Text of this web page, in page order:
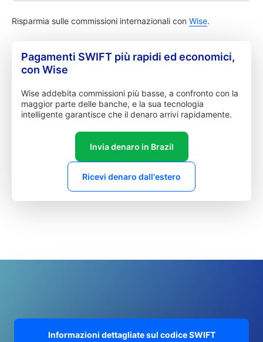
Risparmia sulle commissioni internazionali con Wise.
Pagamenti SWIFT più rapidi ed economici,
con Wise
Wise addebita commissioni più basse, a confronto con la
maggior parte delle banche, e la sua tecnologia
intelligente garantisce che il denaro arrivi rapidamente.
Invia denaro in Brazil
Ricevi denaro dall'estero
Informazioni dettagliate sul codice SWIFT